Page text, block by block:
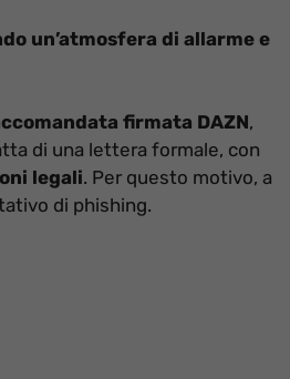
un’atmosfera di allarme e
firmata DAZN,
di una lettera formale, con
legali. Per questo motivo, a
di phishing.